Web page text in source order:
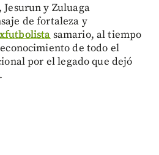
y Zuluaga
de fortaleza y
samario, al tiempo
de todo el
por el legado que dejó